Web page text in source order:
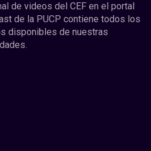
de videos del CEF en el portal
de la PUCP contiene todos los
disponibles de nuestras